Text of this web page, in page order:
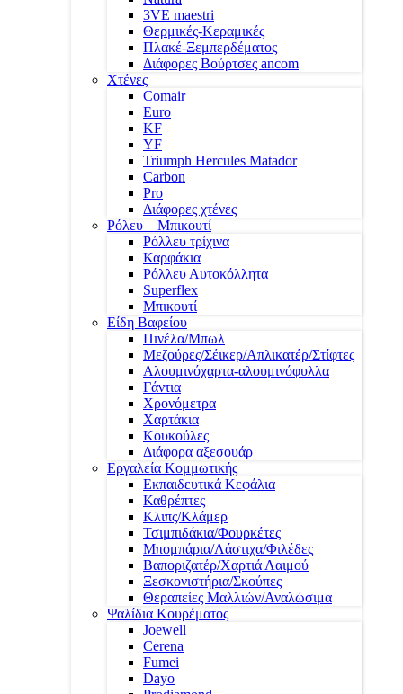
3VE maestri
Θερμικές-Κεραμικές
Πλακέ-Ξεμπερδέματος
Διάφορες Βούρτσες ancom
Χτένες
Comair
Euro
KF
YF
Triumph Hercules Matador
Carbon
Pro
Διάφορες χτένες
Ρόλευ – Μπικουτί
Ρόλλευ τρίχινα
Καρφάκια
Ρόλλευ Αυτοκόλλητα
Superflex
Μπικουτί
Είδη Βαφείου
Πινέλα/Μπωλ
Μεζούρες/Σέικερ/Απλικατέρ/Στίφτες
Αλουμινόχαρτα-αλουμινόφυλλα
Γάντια
Χρονόμετρα
Χαρτάκια
Κουκούλες
Διάφορα αξεσουάρ
Εργαλεία Κομμωτικής
Εκπαιδευτικά Κεφάλια
Καθρέπτες
Κλιπς/Κλάμερ
Τσιμπιδάκια/Φουρκέτες
Μπομπάρια/Λάστιχα/Φιλέδες
Βαποριζατέρ/Χαρτιά Λαιμού
Ξεσκονιστήρια/Σκούπες
Θεραπείες Μαλλιών/Αναλώσιμα
Ψαλίδια Κουρέματος
Joewell
Cerena
Fumei
Dayo